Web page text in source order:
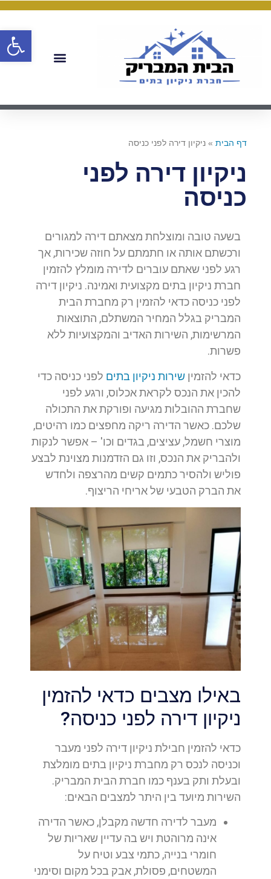
דף הבית » ניקיון דירה לפני כניסה
ניקיון דירה לפני
כניסה
בשעה טובה ומוצלחת מצאתם דירה למגורים
ורכשתם אותה או חתמתם על חוזה שכירות, אך
רגע לפני שאתם עוברים לדירה מומלץ להזמין
חברת ניקיון בתים מקצועית ואמינה. ניקיון דירה
לפני כניסה כדאי להזמין רק מחברת הבית
המבריק בגלל המחיר המשתלם, התוצאות
המרשימות, השירות האדיב והמקצועיות ללא
פשרות.
כדאי להזמין שירות ניקיון בתים לפני כניסה כדי
להכין את הנכס לקראת אכלוס, ורגע לפני
שחברת ההובלות מגיעה ופורקת את התכולה
שלכם. כאשר הדירה ריקה מחפצים כמו רהיטים,
מוצרי חשמל, עציצים, בגדים וכו' – אפשר לנקות
ולהבריק את הנכס, וזו גם הזדמנות מצוינת לבצע
פוליש ולהסיר כתמים קשים מהרצפה ולחדש
את הברק הטבעי של אריחי הריצוף.
באילו מצבים כדאי להזמין
ניקיון דירה לפני כניסה?
כדאי להזמין חבילת ניקיון דירה לפני מעבר
וכניסה לנכס רק מחברת ניקיון בתים מומלצת
ובעלת ותק בענף כמו חברת הבית המבריק.
השירות מיועד בין היתר למצבים הבאים:
מעבר לדירה חדשה מקבלן, כאשר הדירה
אינה מרוהטת ויש בה עדיין שאריות של
חומרי בנייה, כתמי צבע וטיח על
המשטחים, פסולת, אבק בכל מקום וסימני